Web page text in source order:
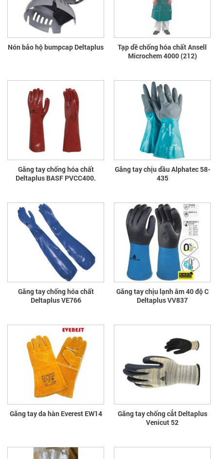
Nón bảo hộ bumpcap Deltaplus
Tạp dề chống hóa chất Ansell
Microchem 4000 (212)
Găng tay chống hóa chất
Deltaplus BASF PVCC400.
Găng tay chịu dầu Alphatec 58-
435
Găng tay chống hóa chất
Deltaplus VE766
Găng tay chịu lạnh âm 40 độ C
Deltaplus VV837
Găng tay da hàn Everest EW14
Găng tay chống cắt Deltaplus
Venicut 52